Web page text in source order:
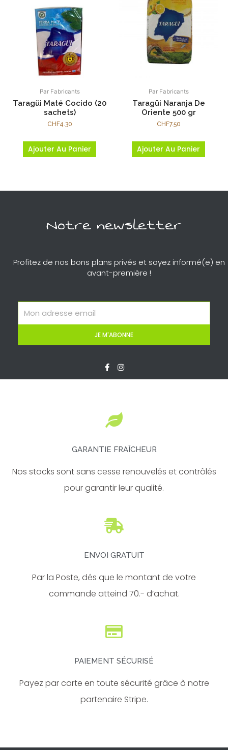
Par Fabricants
Taragüi Maté Cocido (20
sachets)
CHF4.30
Ajouter Au Panier
Par Fabricants
Taragüi Naranja De
Oriente 500 gr
CHF7.50
Ajouter Au Panier
Notre newsletter
Profitez de nos bons plans privés et soyez informé(e) en
avant-première !
JE M'ABONNE
a
c
e
-
f
n
s
t
a
m
GARANTIE FRAÎCHEUR
Nos stocks sont sans cesse renouvelés et contrôlés
pour garantir leur qualité.
ENVOI GRATUIT
Par la Poste, dés que le montant de votre
commande atteind 70.- d’achat.
PAIEMENT SÉCURISÉ
Payez par carte en toute sécurité grâce à notre
partenaire Stripe.